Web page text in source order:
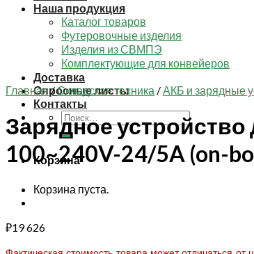
Наша продукция
Каталог товаров
Футеровочные изделия
Изделия из СВМПЭ
Комплектующие для конвейеров
Доставка
Опросные листы
Контакты
Искать:
Корзина
Корзина пуста.
Главная /Складская техника /АКБ и зарядные
Зарядное устройство
100~240V-24/5A (on-
₽19 626